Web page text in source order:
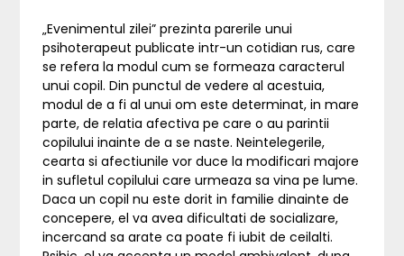
„Evenimentul zilei” prezinta parerile unui
psihoterapeut publicate intr-un cotidian rus, care
se refera la modul cum se formeaza caracterul
unui copil. Din punctul de vedere al acestuia,
modul de a fi al unui om este determinat, in mare
parte, de relatia afectiva pe care o au parintii
copilului inainte de a se naste. Neintelegerile,
cearta si afectiunile vor duce la modificari majore
in sufletul copilului care urmeaza sa vina pe lume.
Daca un copil nu este dorit in familie dinainte de
concepere, el va avea dificultati de socializare,
incercand sa arate ca poate fi iubit de ceilalti.